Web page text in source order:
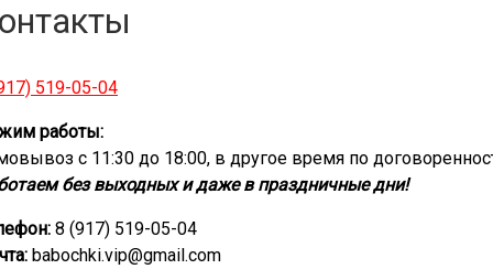
519-05-04
работы:
с 11:30 до 18:00, в другое время по
без выходных и даже в праздничные дни!
8 (917) 519-05-04
babochki.vip@gmail.com